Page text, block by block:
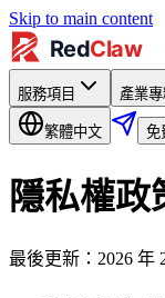
Skip to main content
服務項目 產業
繁體中文 免
隱私權政
最後更新：2026 年